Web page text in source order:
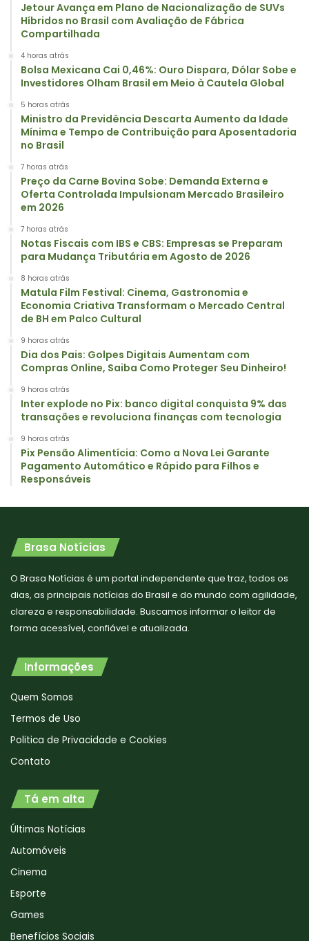
Jetour Avança em Plano de Nacionalização de SUVs
Híbridos no Brasil com Avaliação de Fábrica
Compartilhada
4 horas atrás
Bolsa Mexicana Cai 0,46%: Ouro Dispara, Dólar Sobe e
Investidores Olham Brasil em Meio à Cautela Global
5 horas atrás
Ministro da Previdência Descarta Aumento da Idade
Mínima e Tempo de Contribuição para Aposentadoria
no Brasil
7 horas atrás
Preço da Carne Bovina Sobe: Demanda Externa e
Oferta Controlada Impulsionam Mercado Brasileiro
em 2026
7 horas atrás
Notas Fiscais com IBS e CBS: Empresas se Preparam
para Mudança Tributária em Agosto de 2026
8 horas atrás
Matula Film Festival: Cinema, Gastronomia e
Economia Criativa Transformam o Mercado Central
de BH em Palco Cultural
9 horas atrás
Dia dos Pais: Golpes Digitais Aumentam com
Compras Online, Saiba Como Proteger Seu Dinheiro!
9 horas atrás
Inter explode no Pix: banco digital conquista 9% das
transações e revoluciona finanças com tecnologia
9 horas atrás
Pix Pensão Alimentícia: Como a Nova Lei Garante
Pagamento Automático e Rápido para Filhos e
Responsáveis
Brasa Notícias
O Brasa Notícias é um portal independente que traz, todos os
dias, as principais notícias do Brasil e do mundo com agilidade,
clareza e responsabilidade. Buscamos informar o leitor de
forma acessível, confiável e atualizada.
Informações
Quem Somos
Termos de Uso
Politica de Privacidade e Cookies
Contato
Tá em alta
Últimas Notícias
Automóveis
Cinema
Esporte
Games
Benefícios Sociais